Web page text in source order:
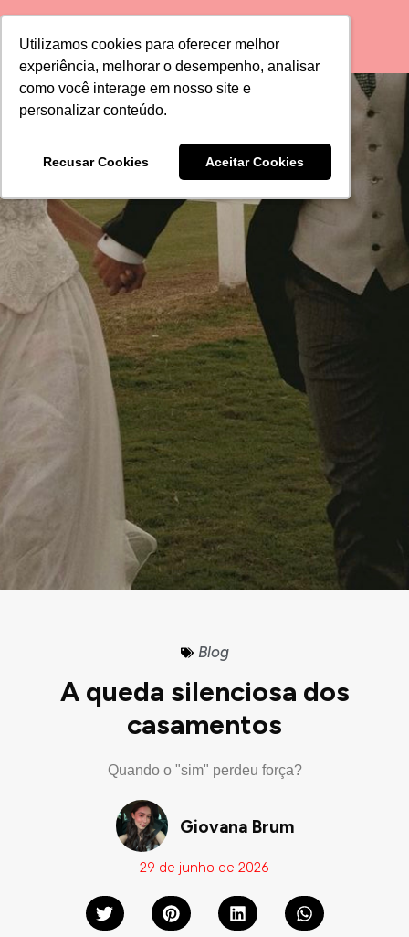
Utilizamos cookies para oferecer melhor
experiência, melhorar o desempenho, analisar
como você interage em nosso site e
personalizar conteúdo.
Recusar Cookies Aceitar Cookies
Utilizamos cookies para oferecer melhor
experiência, melhorar o desempenho, analisar
como você interage em nosso site e
personalizar conteúdo.
Recusar Cookies Aceitar Cookies
Blog
A queda silenciosa dos
casamentos
Quando o "sim" perdeu força?
Giovana Brum
29 de junho de 2026